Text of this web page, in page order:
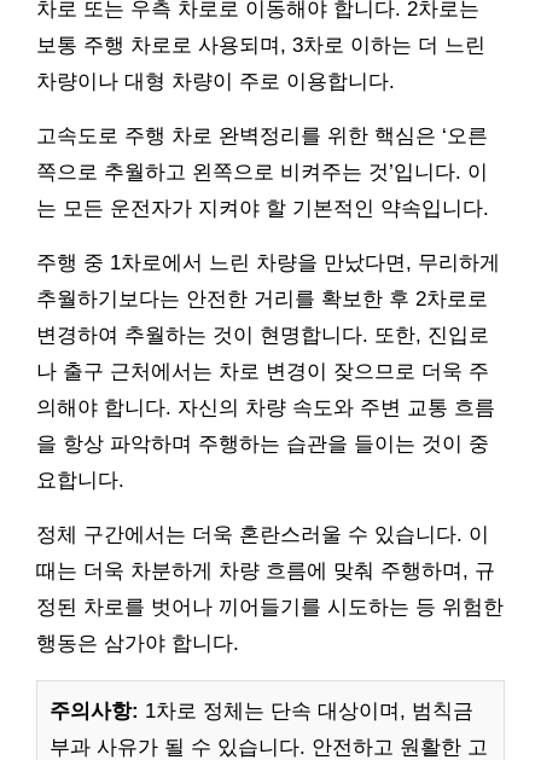
차로 또는 우측 차로로 이동해야 합니다. 2차로는
보통 주행 차로로 사용되며, 3차로 이하는 더 느린
차량이나 대형 차량이 주로 이용합니다.
고속도로 주행 차로 완벽정리를 위한 핵심은 ‘오른
쪽으로 추월하고 왼쪽으로 비켜주는 것’입니다. 이
는 모든 운전자가 지켜야 할 기본적인 약속입니다.
주행 중 1차로에서 느린 차량을 만났다면, 무리하게
추월하기보다는 안전한 거리를 확보한 후 2차로로
변경하여 추월하는 것이 현명합니다. 또한, 진입로
나 출구 근처에서는 차로 변경이 잦으므로 더욱 주
의해야 합니다. 자신의 차량 속도와 주변 교통 흐름
을 항상 파악하며 주행하는 습관을 들이는 것이 중
요합니다.
정체 구간에서는 더욱 혼란스러울 수 있습니다. 이
때는 더욱 차분하게 차량 흐름에 맞춰 주행하며, 규
정된 차로를 벗어나 끼어들기를 시도하는 등 위험한
행동은 삼가야 합니다.
주의사항: 1차로 정체는 단속 대상이며, 범칙금
부과 사유가 될 수 있습니다. 안전하고 원활한 고